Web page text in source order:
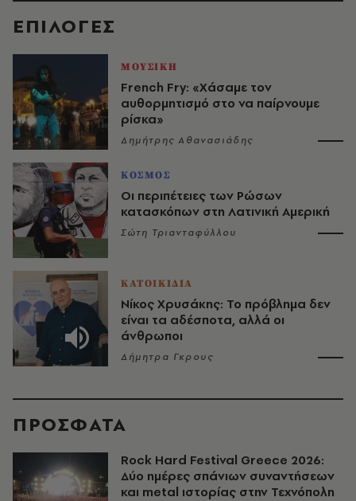
EΠΙΛΟΓΈΣ
ΜΟΥΣΙΚΗ
French Fry: «Χάσαμε τον
αυθορμητισμό στο να παίρνουμε
ρίσκα»
Δημήτρης Αθανασιάδης
ΚΟΣΜΟΣ
Οι περιπέτειες των Ρώσων
κατασκόπων στη Λατινική Αμερική
Σώτη Τριανταφύλλου
ΚΑΤΟΙΚΙΔΙΑ
Νίκος Χρυσάκης: Το πρόβλημα δεν
είναι τα αδέσποτα, αλλά οι
άνθρωποι
Δήμητρα Γκρους
ΠΡΟΣΦΑΤΑ
Rock Hard Festival Greece 2026:
Δύο ημέρες σπάνιων συναντήσεων
και metal ιστορίας στην Τεχνόπολη